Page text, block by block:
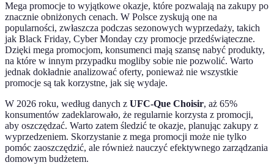
Mega promocje to wyjątkowe okazje, które pozwalają na zakupy po
znacznie obniżonych cenach. W Polsce zyskują one na
popularności, zwłaszcza podczas sezonowych wyprzedaży, takich
jak Black Friday, Cyber Monday czy promocje przedświąteczne.
Dzięki mega promocjom, konsumenci mają szansę nabyć produkty,
na które w innym przypadku mogliby sobie nie pozwolić. Warto
jednak dokładnie analizować oferty, ponieważ nie wszystkie
promocje są tak korzystne, jak się wydaje.
W 2026 roku, według danych z UFC-Que Choisir, aż 65%
konsumentów zadeklarowało, że regularnie korzysta z promocji,
aby oszczędzać. Warto zatem śledzić te okazje, planując zakupy z
wyprzedzeniem. Skorzystanie z mega promocji może nie tylko
pomóc zaoszczędzić, ale również nauczyć efektywnego zarządzania
domowym budżetem.